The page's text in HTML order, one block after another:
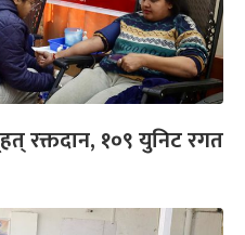
रक्तदान, १०९ युनिट रगत